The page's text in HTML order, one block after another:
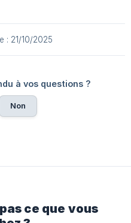
: 21/10/2025
à vos questions ?
Non
ce que vous